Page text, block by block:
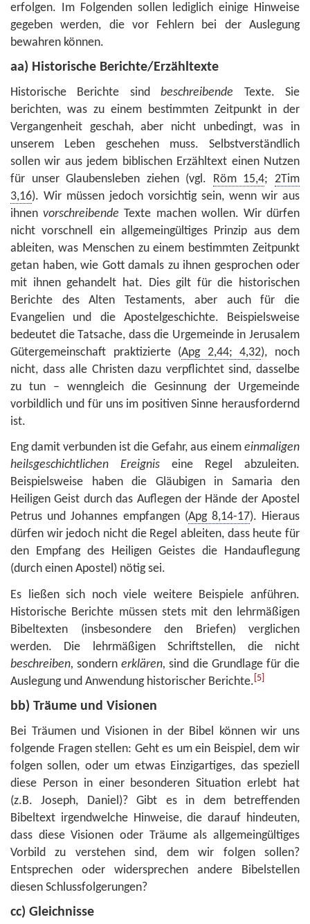
erfolgen. Im Folgenden sollen lediglich einige Hinweise
gegeben werden, die vor Fehlern bei der Auslegung
bewahren können.
aa) Historische Berichte/Erzähltexte
Historische Berichte sindbeschreibende Texte. Sie
berichten, was zu einem bestimmten Zeitpunkt in der
Vergangenheit geschah, aber nicht unbedingt, was in
unserem Leben geschehen muss. Selbstverständlich
sollen wir aus jedem biblischen Erzähltext einen Nutzen
für unser Glaubensleben ziehen (vgl.
Röm 15,4;2Tim
3,16). Wir müssen jedoch vorsichtig sein, wenn wir aus
ihnenvorschreibende Texte machen wollen. Wir dürfen
nicht vorschnell ein allgemeingültiges Prinzip aus dem
ableiten, was Menschen zu einem bestimmten Zeitpunkt
getan haben, wie Gott damals zu ihnen gesprochen oder
mit ihnen gehandelt hat. Dies gilt für die historischen
Berichte des Alten Testaments, aber auch für die
Evangelien und die Apostelgeschichte. Beispielsweise
bedeutet die Tatsache, dass die Urgemeinde in Jerusalem
Gütergemeinschaft praktizierte (Apg 2,44; 4,32), noch
nicht, dass alle Christen dazu verpflichtet sind, dasselbe
zu tun – wenngleich die Gesinnung der Urgemeinde
vorbildlich und für uns im positiven Sinne herausfordernd
ist.
Eng damit verbunden ist die Gefahr, aus einem einmaligen
heilsgeschichtlichen Ereignis eine Regel abzuleiten.
Beispielsweise haben die Gläubigen in Samaria den
Heiligen Geist durch das Auflegen der Hände der Apostel
Petrus und Johannes empfangen (Apg 8,14-17). Hieraus
dürfen wir jedoch nicht die Regel ableiten, dass heute für
den Empfang des Heiligen Geistes die Handauflegung
(durch einen Apostel) nötig sei.
Es ließen sich noch viele weitere Beispiele anführen.
Historische Berichte müssen stets mit den lehrmäßigen
Bibeltexten (insbesondere den Briefen) verglichen
werden. Die lehrmäßigen Schriftstellen, die nicht
beschreiben, sondernerklären, sind die Grundlage für die
Auslegung und Anwendung historischer Berichte. [5]
bb) Träume und Visionen
Bei Träumen und Visionen in der Bibel können wir uns
folgende Fragen stellen: Geht es um ein Beispiel, dem wir
folgen sollen, oder um etwas Einzigartiges, das speziell
diese Person in einer besonderen Situation erlebt hat
(z.B. Joseph, Daniel)? Gibt es in dem betreffenden
Bibeltext irgendwelche Hinweise, die darauf hindeuten,
dass diese Visionen oder Träume als allgemeingültiges
Vorbild zu verstehen sind, dem wir folgen sollen?
Entsprechen oder widersprechen andere Bibelstellen
diesen Schlussfolgerungen?
cc) Gleichnisse